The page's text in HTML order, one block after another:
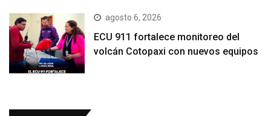
agosto 6, 2026
ECU 911 fortalece monitoreo del
volcán Cotopaxi con nuevos equipos